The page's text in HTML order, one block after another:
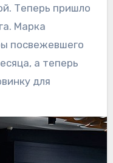
Теперь пришло
Марка
посвежевшего
а теперь
для